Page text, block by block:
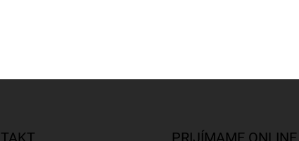
PRIJÍMAME ONLINE